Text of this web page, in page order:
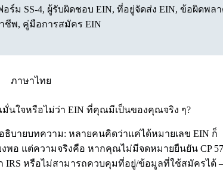
ม SS-4, ผู้รับผิดชอบ EIN, ที่อยู่จัดส่ง EIN, ข้อผิดพลา
ชีพ, คู่มือการสมัคร EIN
ภาษาไทย
นใจหรือไม่ว่า EIN ที่คุณมีเป็นของคุณจริง ๆ?
ธิบายบทความ: หลายคนคิดว่าแค่ได้หมายเลข EIN ก็
งพอ แต่ความจริงคือ หากคุณไม่มีจดหมายยืนยัน CP
IRS หรือไม่สามารถควบคุมที่อยู่/ข้อมูลที่ใช้สมัครได้